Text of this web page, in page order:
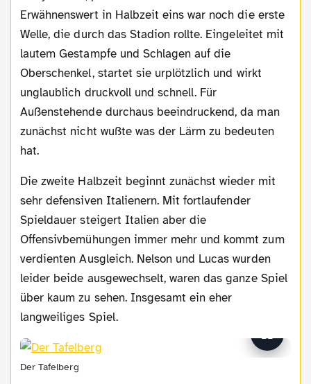
Erwähnenswert in Halbzeit eins war noch die erste
Welle, die durch das Stadion rollte. Eingeleitet mit
lautem Gestampfe und Schlagen auf die
Oberschenkel, startet sie urplötzlich und wirkt
unglaublich druckvoll und schnell. Für
Außenstehende durchaus beeindruckend, da man
zunächst nicht wußte was der Lärm zu bedeuten
hat.
Die zweite Halbzeit beginnt zunächst wieder mit
sehr defensiven Italienern. Mit fortlaufender
Spieldauer steigert Italien aber die
Offensivbemühungen immer mehr und kommt zum
verdienten Ausgleich. Nelson und Lucas wurden
leider beide ausgewechselt, waren das ganze Spiel
über kaum zu sehen. Insgesamt ein eher
langweiliges Spiel.
Der Tafelberg